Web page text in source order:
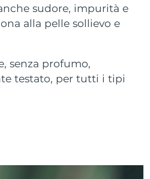
sudore, impurità e
alla pelle sollievo e
senza profumo,
testato, per tutti i tipi